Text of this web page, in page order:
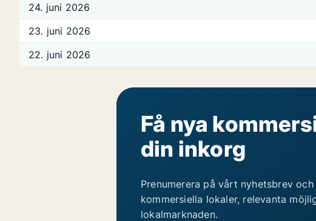
24. juni 2026
23. juni 2026
22. juni 2026
Få nya
din inkorg
Prenumerera på vårt nyhetsbrev
kommersiella lokaler, relevanta
lokalmarknaden.